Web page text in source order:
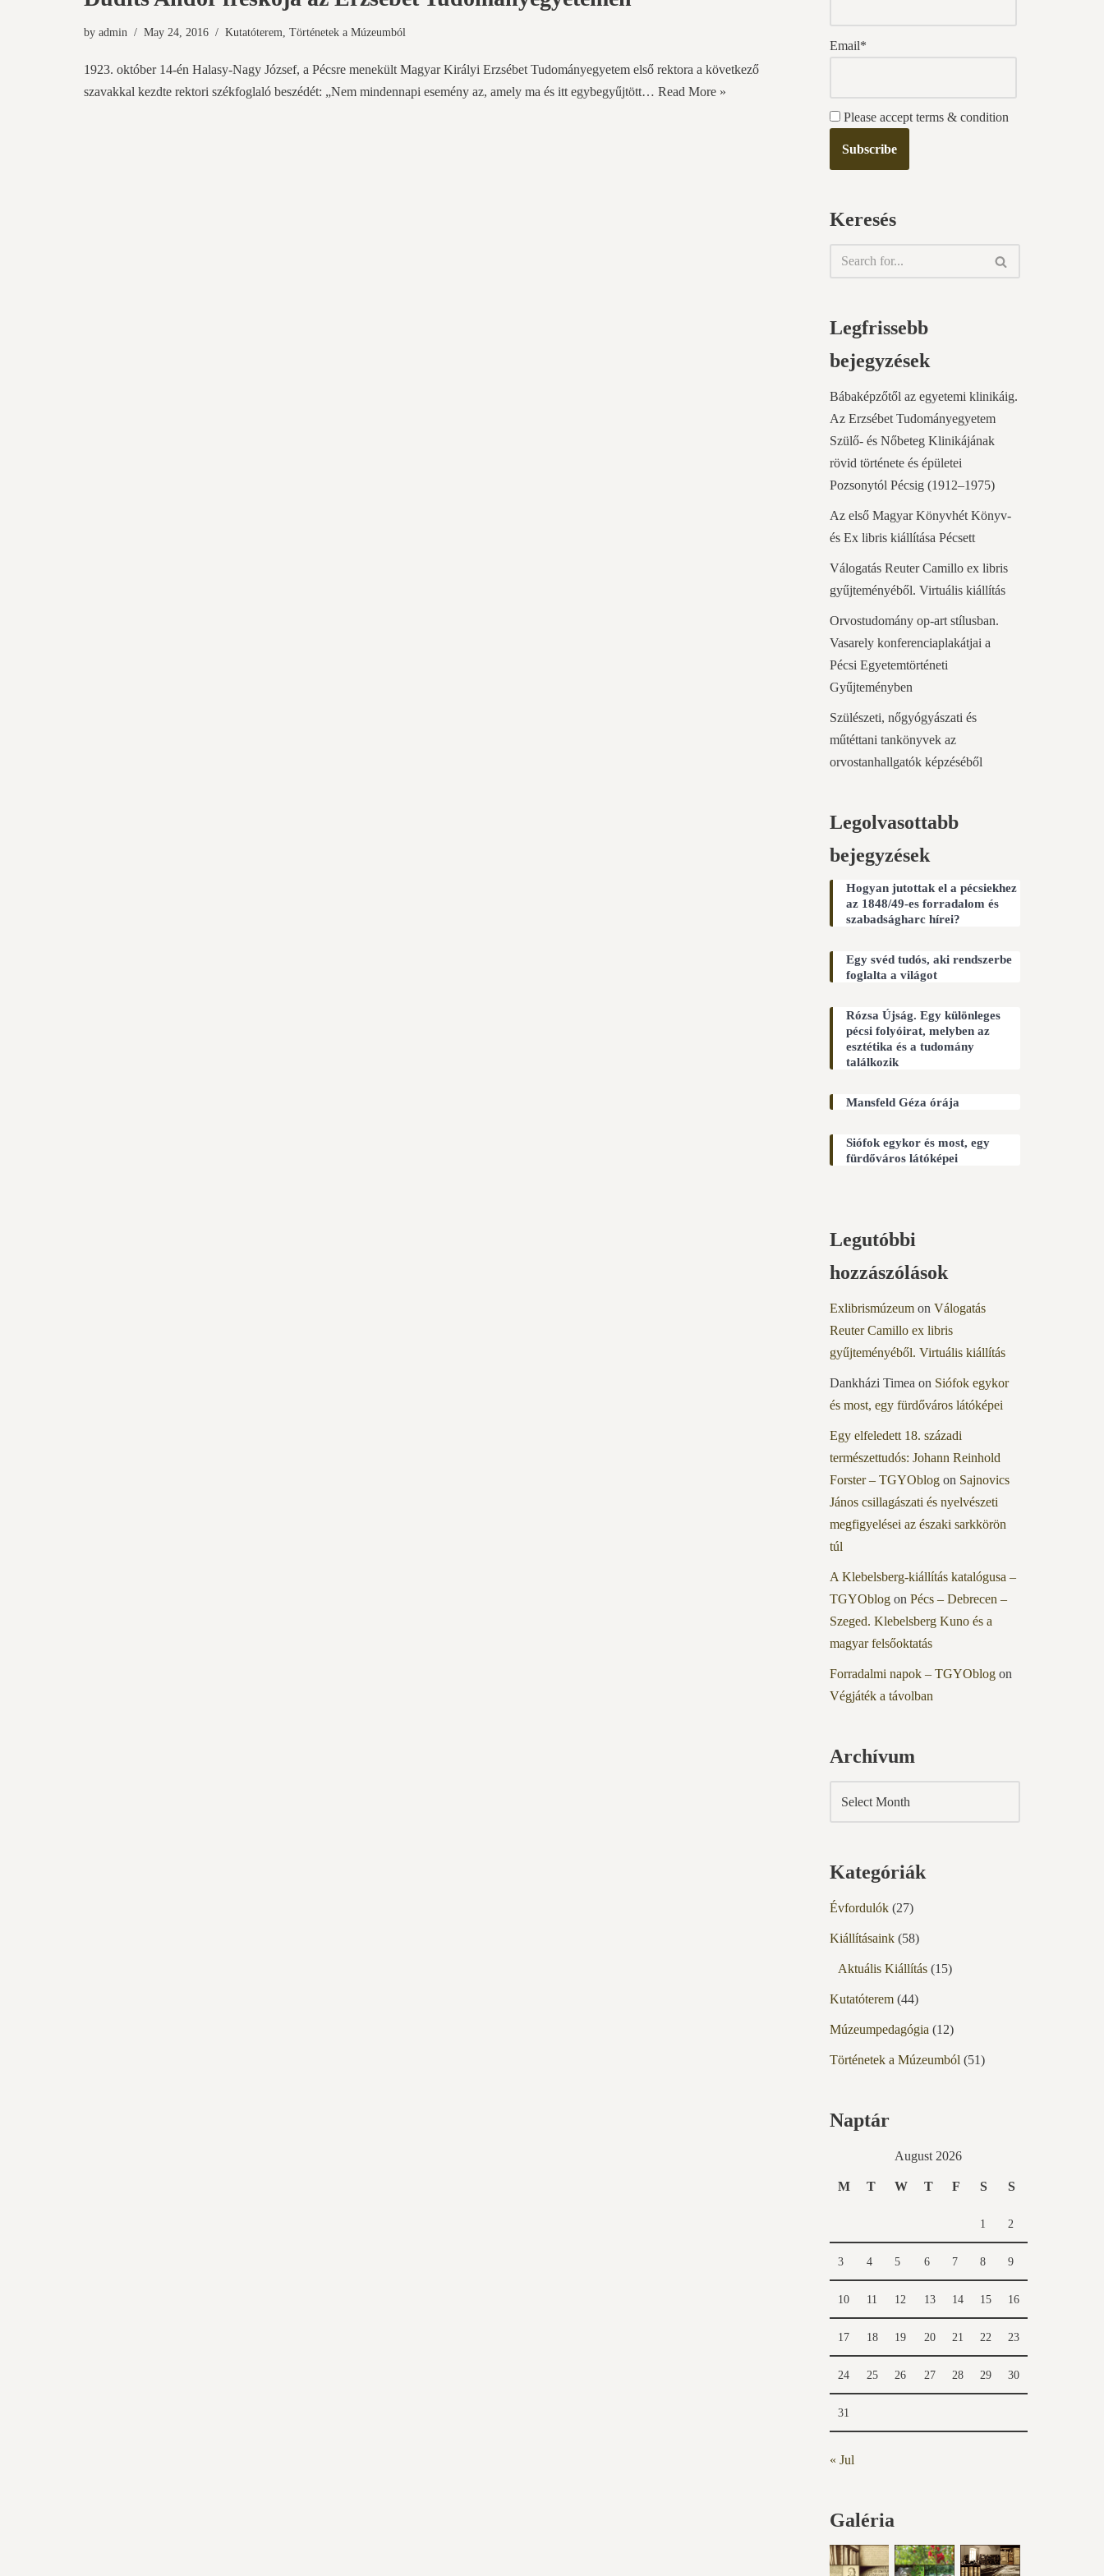
by admin May 24, 2016 Kutatóterem Történetek a Múzeumból
1923. október 14-én Halasy-Nagy József, a Pécsre menekült Magyar Királyi Erzsébet Tudományegyetem első rektora a következő
szavakkal kezdte rektori székfoglaló beszédét: „Nem mindennapi esemény az, amely ma és itt egybegyűjtött… Read More »
Email*
Please accept terms & condition
Keresés
Legfrissebb
bejegyzések
Bábaképzőtől az egyetemi klinikáig.
Az Erzsébet Tudományegyetem
Szülő- és Nőbeteg Klinikájának
rövid története és épületei
Pozsonytól Pécsig (1912–1975)
Az első Magyar Könyvhét Könyv-
és Ex libris kiállítása Pécsett
Válogatás Reuter Camillo ex libris
gyűjteményéből. Virtuális kiállítás
Orvostudomány op-art stílusban.
Vasarely konferenciaplakátjai a
Pécsi Egyetemtörténeti
Gyűjteményben
Szülészeti, nőgyógyászati és
műtéttani tankönyvek az
orvostanhallgatók képzéséből
Legolvasottabb
bejegyzések
Hogyan jutottak el a pécsiekhez
az 1848/49-es forradalom és
szabadságharc hírei?
Egy svéd tudós, aki rendszerbe
foglalta a világot
Rózsa Újság. Egy különleges
pécsi folyóirat, melyben az
esztétika és a tudomány
találkozik
Mansfeld Géza órája
Siófok egykor és most, egy
fürdőváros látóképei
Legutóbbi
hozzászólások
Exlibrismúzeumon Válogatás
Reuter Camillo ex libris
gyűjteményéből. Virtuális kiállítás
Dankházi Timea on Siófok egykor
és most, egy fürdőváros látóképei
Egy elfeledett 18. századi
természettudós: Johann Reinhold
Forster – TGYOblogon Sajnovics
János csillagászati és nyelvészeti
megfigyelései az északi sarkkörön
túl
A Klebelsberg-kiállítás katalógusa –
TGYOblogon Pécs – Debrecen –
Szeged. Klebelsberg Kuno és a
magyar felsőoktatás
Forradalmi napok – TGYOblogon
Végjáték a távolban
Archívum
Kategóriák
Évfordulók(27)
Kiállításaink(58)
Aktuális Kiállítás(15)
Kutatóterem(44)
Múzeumpedagógia (12)
Történetek a Múzeumból (51)
Naptár
August 2026
M T W T F S S
1 2
3 4 5 6 7 8 9
10 11 12 13 14 15 16
17 18 19 20 21 22 23
24 25 26 27 28 29 30
31
« Jul
Galéria